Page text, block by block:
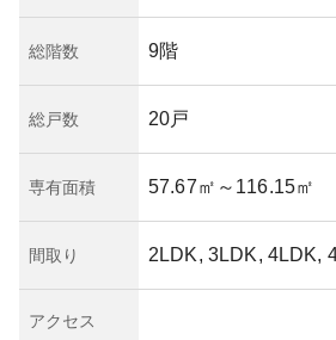
総階数 9階
総戸数 20戸
専有面積 57.67㎡ ～116.15㎡
間取り 2LDK, 3LDK, 4LDK,
アクセス